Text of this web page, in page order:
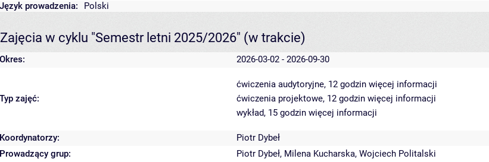
Język prowadzenia:
Polski
Zajęcia w cyklu "Semestr letni 2025/2026" (w trakcie)
Okres: 2026-03-02 - 2026-09-30
Typ zajęć:
ćwiczenia audytoryjne, 12 godzin więcej informacji
ćwiczenia projektowe, 12 godzin więcej informacji
wykład, 15 godzin więcej informacji
Koordynatorzy:
Piotr Dybeł
Prowadzący grup:
Piotr Dybeł, Milena Kucharska, Wojciech Politalski